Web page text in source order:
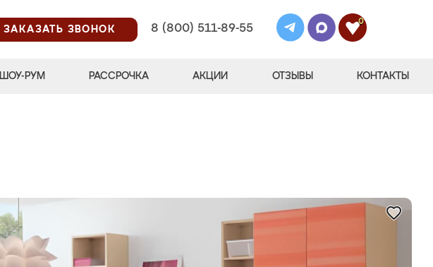
ЗАКАЗАТЬ ЗВОНОК
8 (800) 511-89-55
0
ШОУ-РУМ РАССРОЧКА АКЦИИ ОТЗЫВЫ КОНТАКТЫ